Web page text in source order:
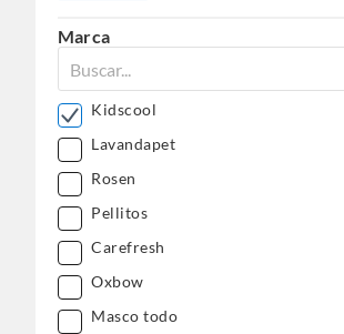
Marca
Kidscool
Lavandapet
Rosen
Pellitos
Carefresh
Oxbow
Masco todo